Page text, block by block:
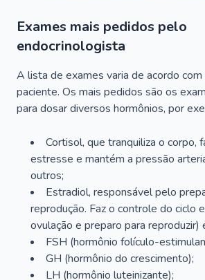
Exames mais pedidos pelo
endocrinologista
A lista de exames varia de acordo
paciente. Os mais pedidos são os
para dosar diversos hormônios, por
Cortisol, que tranquiliza o corpo,
estresse e mantém a pressão
outros;
Estradiol, responsável pelo
reprodução. Faz o controle do ciclo
ovulação e preparo para reproduzir)
FSH (hormônio folículo-
GH (hormônio do crescimento);
LH (hormônio luteinizante);